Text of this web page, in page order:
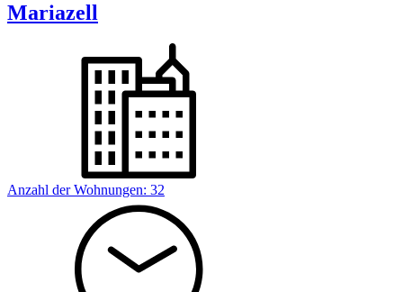
Mariazell
Anzahl der Wohnungen: 32